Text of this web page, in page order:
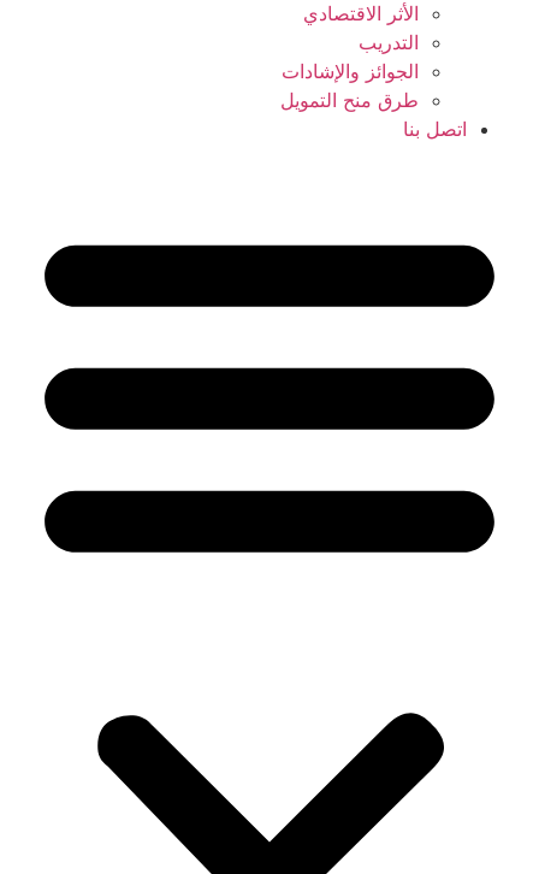
الأثر الاقتصادي
التدريب
الجوائز والإشادات
طرق منح التمويل
اتصل بنا